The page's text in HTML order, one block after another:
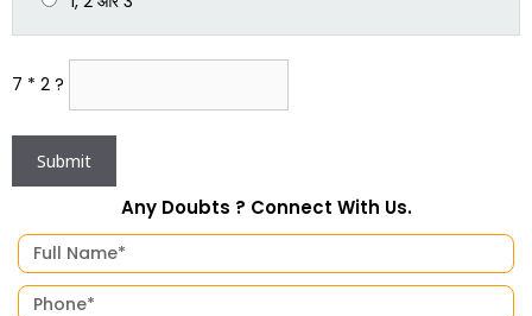
7 * 2 ?
Any Doubts ? Connect With Us.